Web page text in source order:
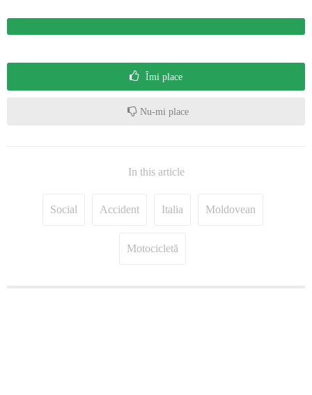
Îmi place
Nu-mi place
In this article
Social Accident Italia Moldovean
Motocicletă